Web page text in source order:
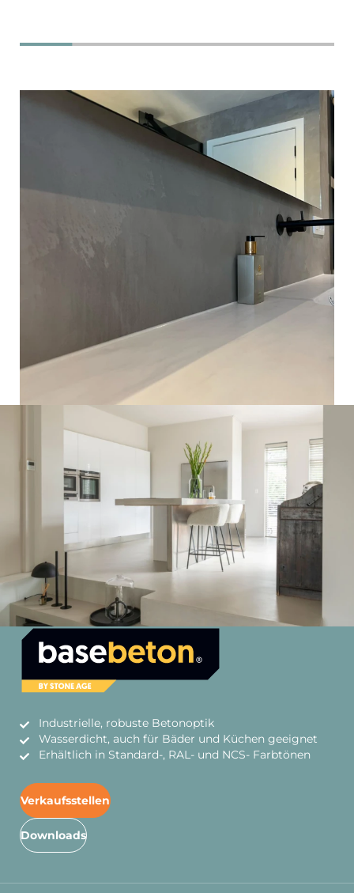
Industrielle, robuste Betonoptik
Wasserdicht, auch für Bäder und Küchen geeignet
Erhältlich in Standard-, RAL- und NCS- Farbtönen
Verkaufsstellen
Downloads